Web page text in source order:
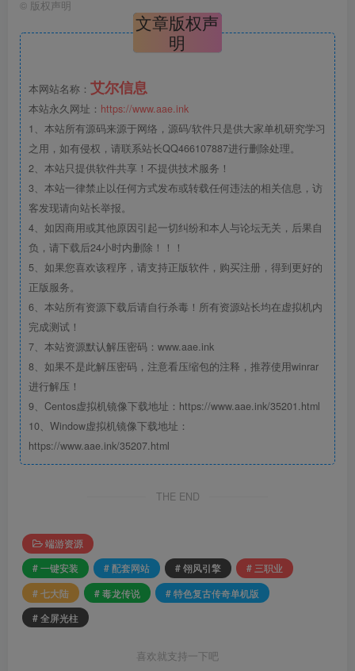
© 版权声明
文章版权声
明
本网站名称： 艾尔信息
本站永久网址： https://www.aae.ink
1、本站所有源码来源于网络，源码/软件只是供大家单机研究学习
之用，如有侵权，请联系站长QQ466107887进行删除处理。
2、本站只提供软件共享！不提供技术服务！
3、本站一律禁止以任何方式发布或转载任何违法的相关信息，访
客发现请向站长举报。
4、如因商用或其他原因引起一切纠纷和本人与论坛无关，后果自
负，请下载后24小时内删除！！！
5、如果您喜欢该程序，请支持正版软件，购买注册，得到更好的
正版服务。
6、本站所有资源下载后请自行杀毒！所有资源站长均在虚拟机内
完成测试！
7、本站资源默认解压密码：www.aae.ink
8、如果不是此解压密码，注意看压缩包的注释，推荐使用winrar
进行解压！
9、Centos虚拟机镜像下载地址：https://www.aae.ink/35201.html
10、Window虚拟机镜像下载地址：
https://www.aae.ink/35207.html
THE END
端游资源
# 一键安装
# 配套网站 # 翎风引擎
# 三职业
# 七大陆
# 毒龙传说
# 特色复古传奇单机版
# 全屏光柱
喜欢就支持一下吧